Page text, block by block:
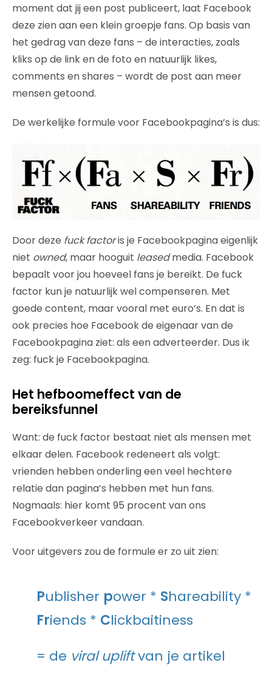
moment dat jij een post publiceert, laat Facebook
deze zien aan een klein groepje fans. Op basis van
het gedrag van deze fans – de interacties, zoals
kliks op de link en de foto en natuurlijk likes,
comments en shares – wordt de post aan meer
mensen getoond.
De werkelijke formule voor Facebookpagina’s is dus:
Door deze fuck factoris je Facebookpagina eigenlijk
niet owned, maar hooguit leasedmedia. Facebook
bepaalt voor jou hoeveel fans je bereikt. De fuck
factor kun je natuurlijk wel compenseren. Met
goede content, maar vooral met euro’s. En dat is
ook precies hoe Facebook de eigenaar van de
Facebookpagina ziet: als een adverteerder. Dus ik
zeg: fuck je Facebookpagina.
Het hefboomeffect van de
bereiksfunnel
Want: de fuck factor bestaat niet als mensen met
elkaar delen. Facebook redeneert als volgt:
vrienden hebben onderling een veel hechtere
relatie dan pagina’s hebben met hun fans.
Nogmaals: hier komt 95 procent van ons
Facebookverkeer vandaan.
Voor uitgevers zou de formule er zo uit zien:
Publisher power * Shareability *
Friends * Clickbaitiness
= de viral upliftvan je artikel